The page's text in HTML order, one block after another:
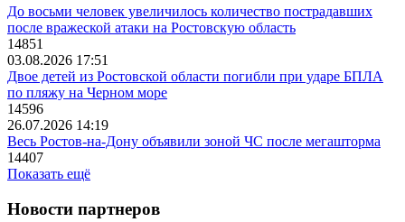
До восьми человек увеличилось количество пострадавших
после вражеской атаки на Ростовскую область
14851
03.08.2026 17:51
Двое детей из Ростовской области погибли при ударе БПЛА
по пляжу на Черном море
14596
26.07.2026 14:19
Весь Ростов-на-Дону объявили зоной ЧС после мегашторма
14407
Показать ещё
Новости партнеров